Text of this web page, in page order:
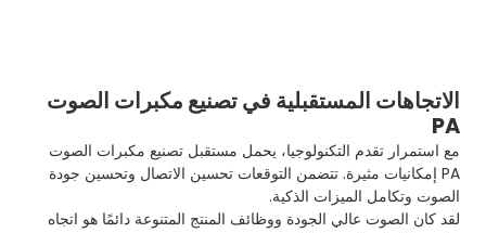
الاتجاهات المستقبلية في تصنيع مكبرات الصوت
PA
مع استمرار تقدم التكنولوجيا، يحمل مستقبل تصنيع مكبرات الصوت
PA إمكانيات مثيرة. تتضمن التوقعات تحسين الاتصال وتحسين جودة
الصوت وتكامل الميزات الذكية.
لقد كان الصوت عالي الجودة ووظائف المنتج المتنوعة دائمًا هو اتجاه